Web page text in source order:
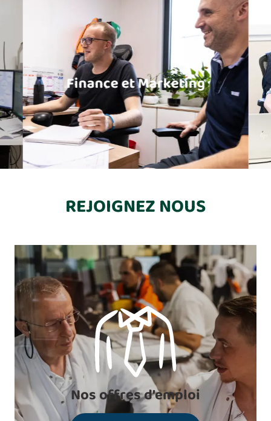
Finance et Marketing
REJOIGNEZ NOUS
Nos offres d’emploi